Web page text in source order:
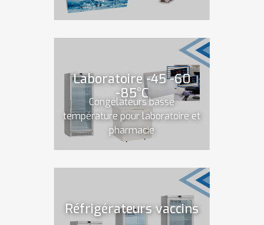
Laboratoire -45 -60
-85°C
Congélateurs basse
température pour laboratoire et
pharmacie
Réfrigérateurs vaccins